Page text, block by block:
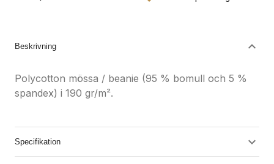
Beskrivning
Polycotton mössa / beanie (95 % bomull och 5 %
spandex) i 190 gr/m².
Specifikation